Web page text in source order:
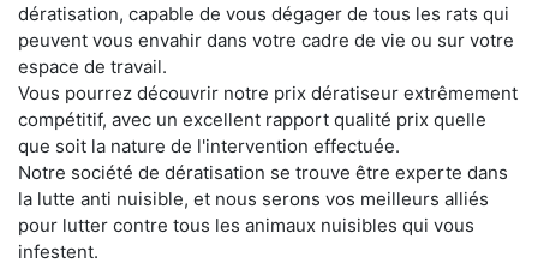
dératisation, capable de vous dégager de tous les rats qui
peuvent vous envahir dans votre cadre de vie ou sur votre
espace de travail.
Vous pourrez découvrir notre prix dératiseur extrêmement
compétitif, avec un excellent rapport qualité prix quelle
que soit la nature de l'intervention effectuée.
Notre société de dératisation se trouve être experte dans
la lutte anti nuisible, et nous serons vos meilleurs alliés
pour lutter contre tous les animaux nuisibles qui vous
infestent.